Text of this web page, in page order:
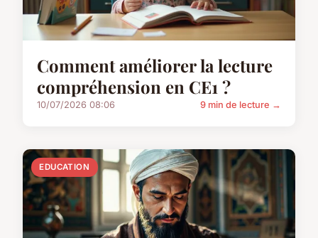
Comment améliorer la lecture
compréhension en CE1 ?
10/07/2026 08:06 9 min de lecture →
EDUCATION